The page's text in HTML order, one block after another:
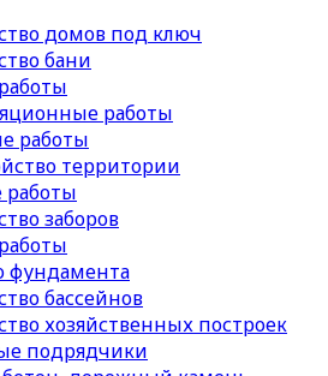
домов под ключ
бани
работы
работы
территории
работы
заборов
фундамента
бассейнов
хозяйственных построек
подрядчики